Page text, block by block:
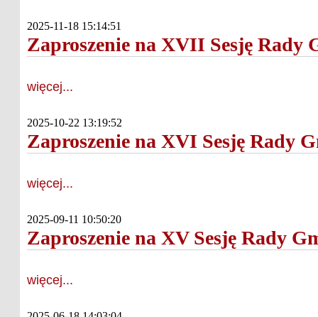
2025-11-18 15:14:51
Zaproszenie na XVII Sesję Rady
więcej...
2025-10-22 13:19:52
Zaproszenie na XVI Sesję Rady
więcej...
2025-09-11 10:50:20
Zaproszenie na XV Sesję Rady
więcej...